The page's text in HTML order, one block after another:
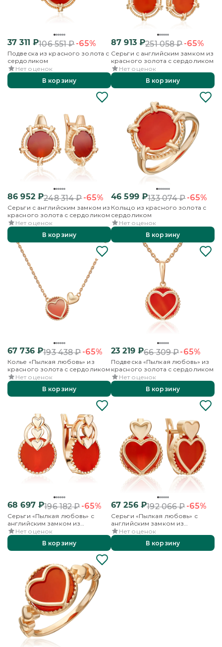
37 311 ₽106 551₽-65%
Подвеска из красного золота с
сердоликом
Нет оценок
В корзину
87 913₽251 058₽-65%
Серьги с английским замком из
красного золота с сердоликом
Нет оценок
В корзину
86 952₽248 314₽-65%
Серьги с английским замком из
красного золота с сердоликом
Нет оценок
В корзину
46 599₽133 074₽-65%
Кольцо из красного золота с
сердоликом
Нет оценок
В корзину
67 736₽193 438₽-65%
Колье «Пылкая любовь» из
красного золота с сердоликом
Нет оценок
В корзину
23 219₽66 309₽-65%
Подвеска «Пылкая любовь» из
красного золота с сердоликом
Нет оценок
В корзину
68 697₽196 182₽-65%
Серьги «Пылкая любовь» с
английским замком из
красного золота с сердоликом
Нет оценок
В корзину
67 256₽192 066₽-65%
Серьги «Пылкая любовь» с
английским замком из
красного золота с сердоликом
Нет оценок
В корзину